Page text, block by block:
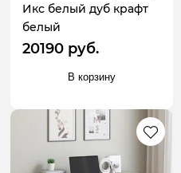
Икс белый дуб крафт
белый
20190 руб.
В корзину